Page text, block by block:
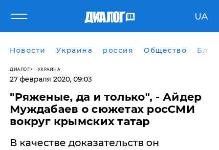
UA
Новости Украина россия Общество
ДИАЛОГ УКРАИНА
27 февраля 2020, 09:03
"Ряженые, да и только", - Айдер
Муждабаев о сюжетах росСМИ
вокруг крымских татар
В качестве доказательств он